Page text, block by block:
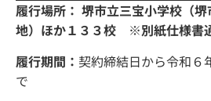
履行場所： 堺市立三宝小学校（
地）ほか１３３校
※別紙仕様書
履行期間： 契約締結日から令和６